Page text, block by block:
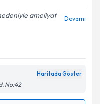
ameliyat
Devamı
Haritada Göster
No:42